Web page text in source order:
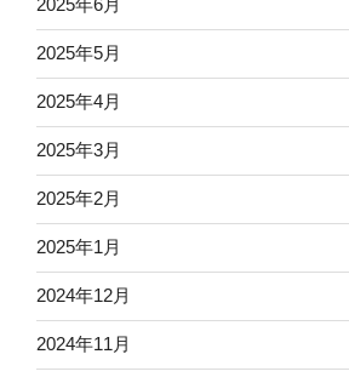
2025年6月
2025年5月
2025年4月
2025年3月
2025年2月
2025年1月
2024年12月
2024年11月